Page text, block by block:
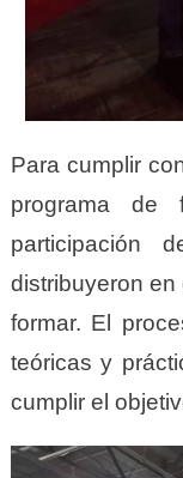
Para cumplir
programa de
participación
distribuyeron
formar. El
teóricas y
cumplir el